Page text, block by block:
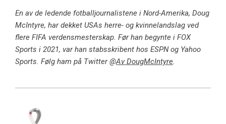
En av de ledende fotballjournalistene i Nord-Amerika, Doug
McIntyre, har dekket USAs herre- og kvinnelandslag ved
flere FIFA verdensmesterskap. Før han begynte i FOX
Sports i 2021, var han stabsskribent hos ESPN og Yahoo
Sports. Følg ham på Twitter @Av DougMcIntyre